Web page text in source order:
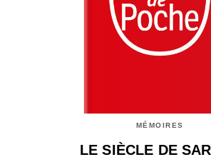
MÉMOIRES
LE SIÈCLE DE